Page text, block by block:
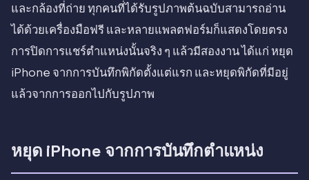
และกล้องที่ถ่าย ทุกคนที่ได้รับรูปภาพต้นฉบับสามารถอ่าน
ได้ด้วยเครื่องมือฟรี และหลายแพลตฟอร์มก็แสดงโดยตรง
การปิดการแชร์ตำแหน่งนั้นจริง ๆ แล้วมีสองงาน ได้แก่ หยุด
iPhone จากการบันทึกพิกัดตั้งแต่แรก และหยุดพิกัดที่มีอยู่
แล้วจากการออกไปกับรูปภาพ
หยุด iPhone จากการบันทึกตำแหน่ง